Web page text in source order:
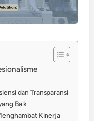
dan Transparansi
Baik
Kinerja